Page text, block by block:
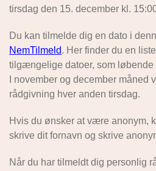
tirsdag den 15. december kl.
Du kan tilmelde dig en dato i
NemTilmeld. Her finder du en
tilgængelige datoer, som løbende
I november og december måned
rådgivning hver anden tirsdag.
Hvis du ønsker at være anonym,
skrive dit fornavn og skrive
Når du har tilmeldt dig personlig